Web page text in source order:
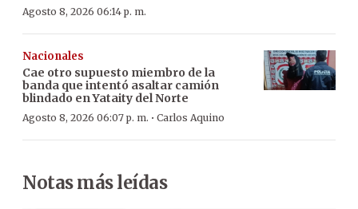
Agosto 8, 2026 06:14 p. m.
Nacionales
Cae otro supuesto miembro de la
banda que intentó asaltar camión
blindado en Yataity del Norte
Agosto 8, 2026 06:07 p. m. · Carlos Aquino
Notas más leídas